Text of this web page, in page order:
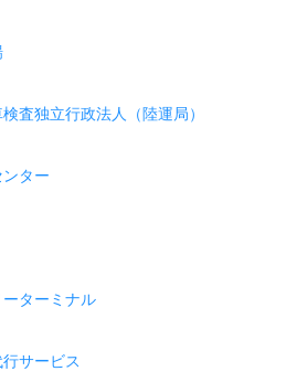
査独立行政法人（陸運局）
ター
ターミナル
サービス